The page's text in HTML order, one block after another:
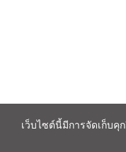
เว็บไซต์นี้มีการจัดเก็บ